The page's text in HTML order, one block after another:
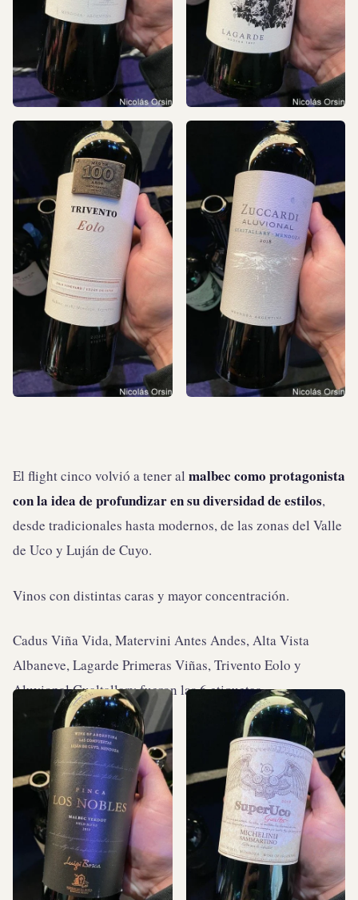
El flight cinco volvió a tener al malbec como protagonista
con la idea de profundizar en su diversidad de estilos,
desde tradicionales hasta modernos, de las zonas del Valle
de Uco y Luján de Cuyo.
Vinos con distintas caras y mayor concentración.
Cadus Viña Vida, Matervini Antes Andes, Alta Vista
Albaneve, Lagarde Primeras Viñas, Trivento Eolo y
Aluvional Gualtallary fueron las 6 etiquetas.